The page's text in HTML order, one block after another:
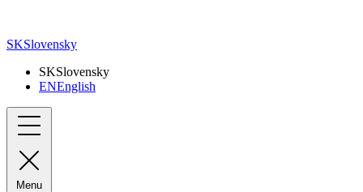
SKSlovensky
SKSlovensky
ENEnglish
Menu